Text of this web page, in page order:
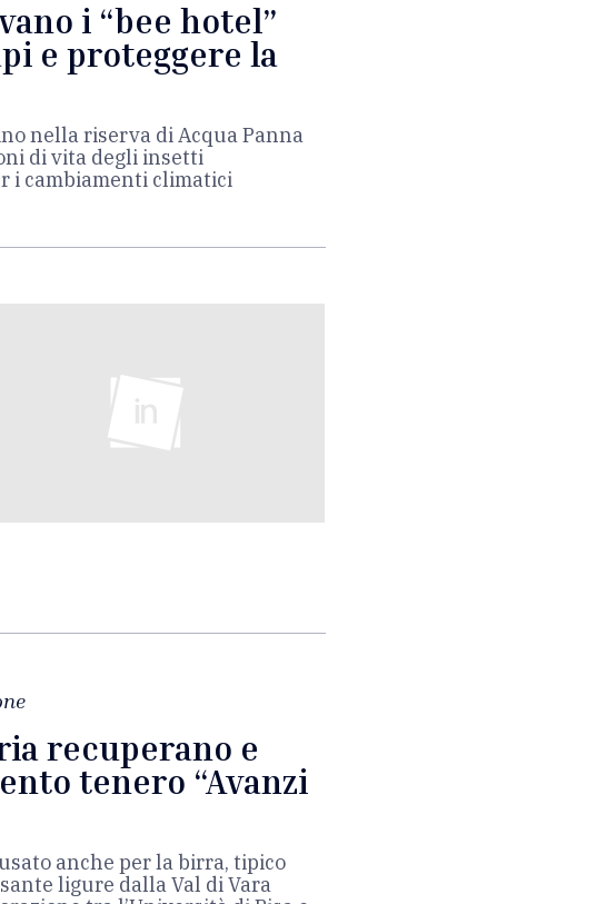
i “bee hotel”
e proteggere la
nella riserva di Acqua Panna
di vita degli insetti
i cambiamenti climatici
recuperano e
tenero “Avanzi
anche per la birra, tipico
ligure dalla Val di Vara